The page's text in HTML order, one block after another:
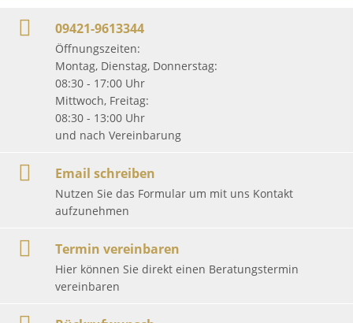
09421-9613344
Öffnungszeiten:
Montag, Dienstag, Donnerstag:
08:30 - 17:00 Uhr
Mittwoch, Freitag:
08:30 - 13:00 Uhr
und nach Vereinbarung
Email schreiben
Nutzen Sie das Formular um mit uns Kontakt
aufzunehmen
Termin vereinbaren
Hier können Sie direkt einen Beratungstermin
vereinbaren